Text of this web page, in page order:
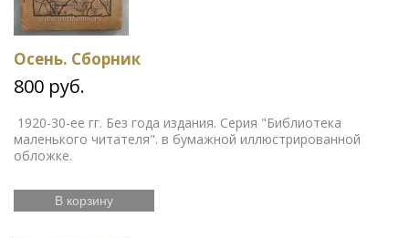
Осень. Сборник
800 руб.
1920-30-ее гг. Без года издания. Серия "Библиотека
маленького читателя". в бумажной иллюстрированной
обложке.
В корзину